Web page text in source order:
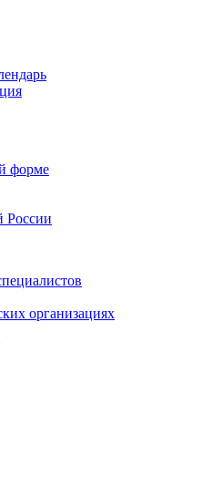
форме
России
организациях